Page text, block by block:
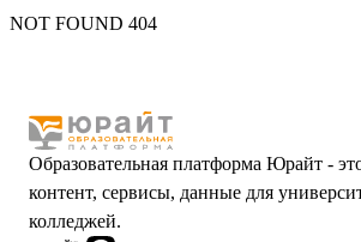
NOT FOUND 404
Образовательная платформа Юрайт -
контент, сервисы, данные для
колледжей.